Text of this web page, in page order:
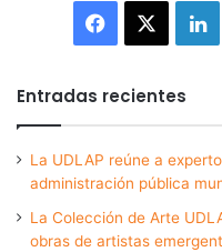
Facebook
Entradas recientes
La UDLAP reúne a
administración pública
La Colección de Arte
obras de artistas